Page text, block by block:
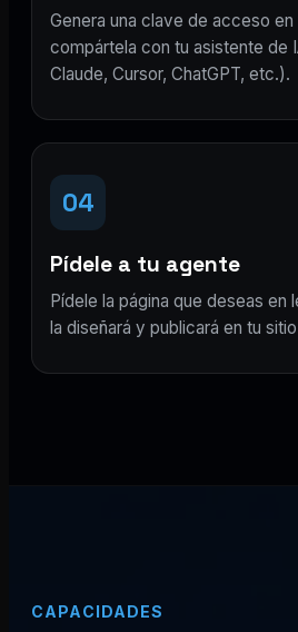
Genera una clave de acceso
compártela con tu asistente de
Claude, Cursor, ChatGPT, etc.).
04
Pídele a tu agente
Pídele la página que deseas en
la diseñará y publicará en tu
CAPACIDADES